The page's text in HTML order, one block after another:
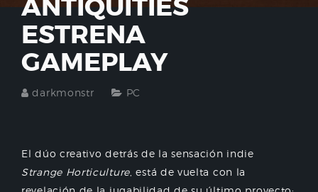
ANTIQUITIES
ESTRENA
GAMEPLAY
darkmonstr PC
El dúo creativo detrás de la sensación indie
Strange Horticulture , está de vuelta con la